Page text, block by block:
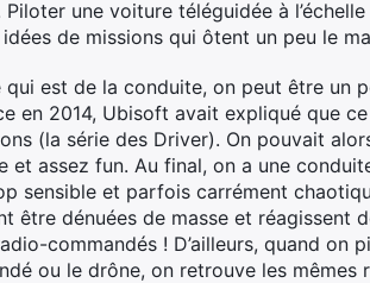
Piloter une voiture téléguidée à
de missions qui ôtent un peu le
qui est de la conduite, on peut être un
en 2014, Ubisoft avait expliqué que
(la série des Driver). On pouvait
et assez fun. Au final, on a une
sensible et parfois carrément
être dénuées de masse et réagissent
commandés ! D’ailleurs, quand on
ou le drône, on retrouve les mêmes